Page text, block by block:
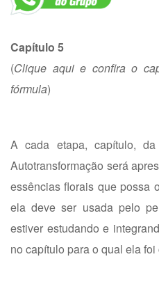
Capítulo 5
(Clique aqui e confira o
fórmula)
A cada etapa, capítulo,
Autotransformação será
essências florais que possa
ela deve ser usada pelo
estiver estudando e
no capítulo para o qual ela foi